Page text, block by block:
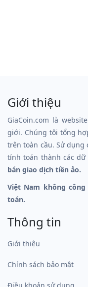
Giới thiệu
GiaCoin.com là
giới. Chúng tôi tổng
trên toàn cầu. Sử dụng
tính toán thành các
bán giao dịch tiền ảo.
Việt Nam không
toán.
Thông tin
Giới thiệu
Chính sách bảo mật